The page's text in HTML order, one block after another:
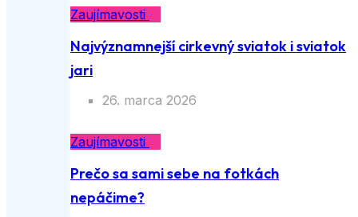
Zaujímavosti
Najvýznamnejší cirkevný sviatok i sviatok
jari
26. marca 2026
Zaujímavosti
Prečo sa sami sebe na fotkách
nepáčime?